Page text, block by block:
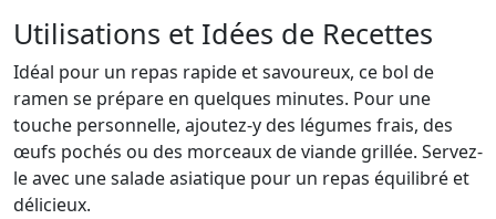
Utilisations et Idées de Recettes
Idéal pour un repas rapide et savoureux, ce bol de
ramen se prépare en quelques minutes. Pour une
touche personnelle, ajoutez-y des légumes frais, des
œufs pochés ou des morceaux de viande grillée. Servez-
le avec une salade asiatique pour un repas équilibré et
délicieux.